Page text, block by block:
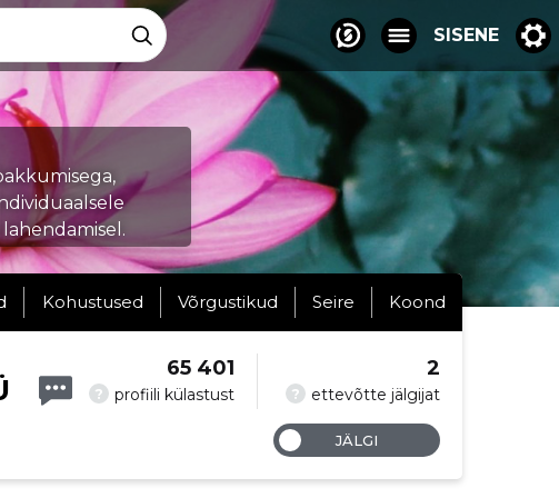
SISENE
Kohustused Võrgustikud Seire Koond
? profiili külastust
65 401
? ettevõtte jälgijat
2
JÄLGI